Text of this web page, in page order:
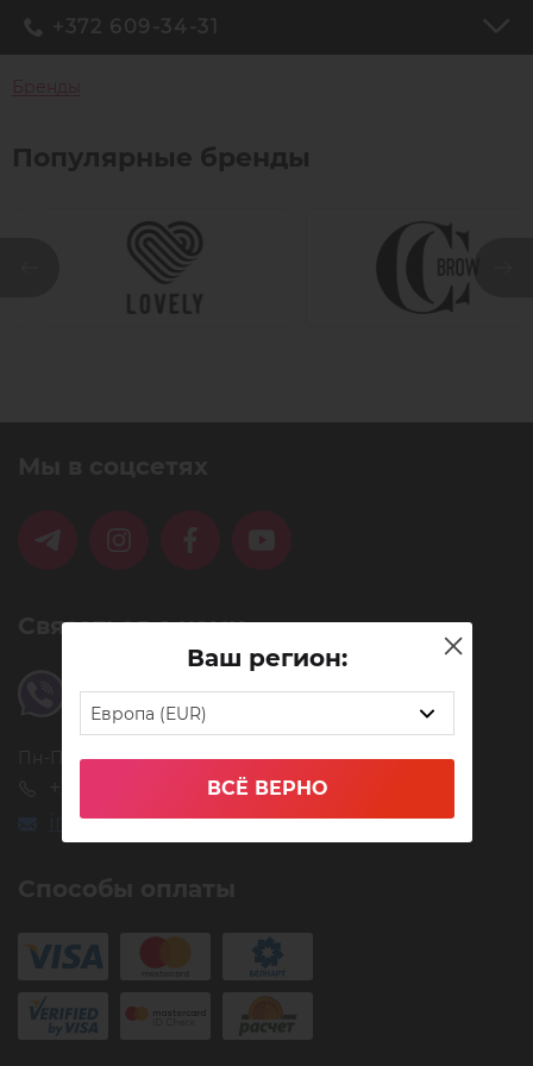
+372 609-34-31
Бренды
Популярные бренды
Связаться с нами
Пн-Пт 9-20, Сб-Вс 9-19
info@timbale.pro
Ваш регион:
Европа (EUR)
ВСЁ ВЕРНО